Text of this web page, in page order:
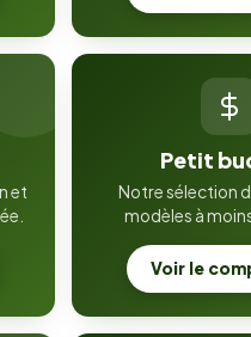
et
Petit
Notre sélection
modèles à
Voir le